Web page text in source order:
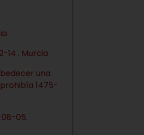
14 . Murcia
una
1475-
05.